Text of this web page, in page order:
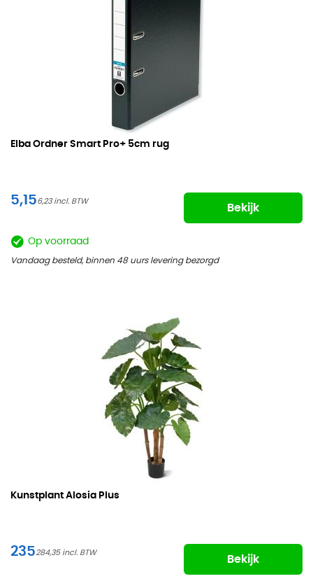
Elba Ordner Smart Pro+ 5cm rug
5,156,23
Bekijk
Op voorraad
Vandaag besteld, binnen 48 uurs levering bezorgd
Kunstplant Alosia Plus
235284,35
Bekijk